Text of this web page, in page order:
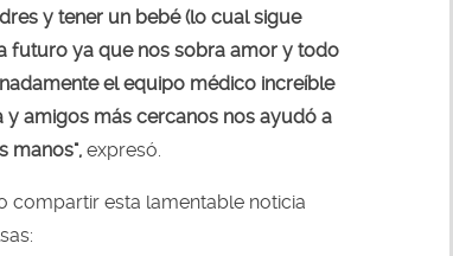
y tener un bebé (lo cual sigue
futuro ya que nos sobra amor y todo
el equipo médico increíble
amigos más cercanos nos ayudó a
manos", expresó.
compartir esta lamentable noticia